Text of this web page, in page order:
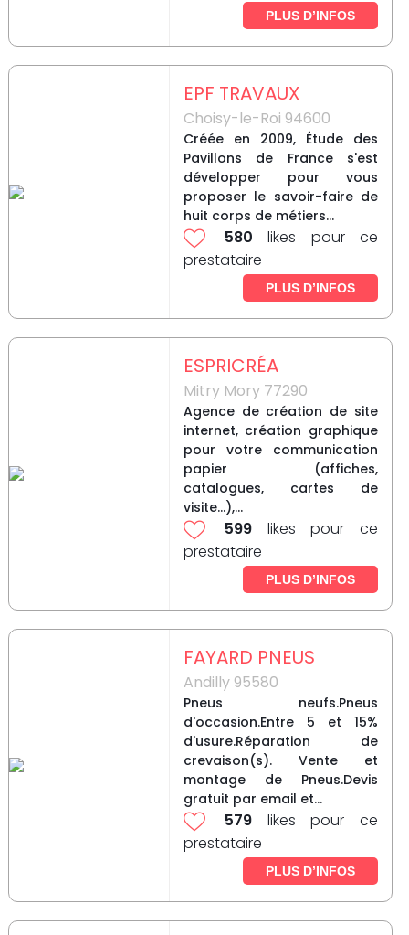
PLUS D’INFOS
EPF TRAVAUX
Choisy-le-Roi 94600
Créée en 2009, Étude des
Pavillons de France s'est
développer pour vous
proposer le savoir-faire de
huit corps de métiers...
580 likes pour ce
prestataire
PLUS D’INFOS
ESPRICRÉA
Mitry Mory 77290
Agence de création de site
internet, création graphique
pour votre communication
papier (affiches,
catalogues, cartes de
visite...),...
599 likes pour ce
prestataire
PLUS D’INFOS
FAYARD PNEUS
Andilly 95580
Pneus neufs.Pneus
d'occasion.Entre 5 et 15%
d'usure.Réparation de
crevaison(s). Vente et
montage de Pneus.Devis
gratuit par email et...
579 likes pour ce
prestataire
PLUS D’INFOS